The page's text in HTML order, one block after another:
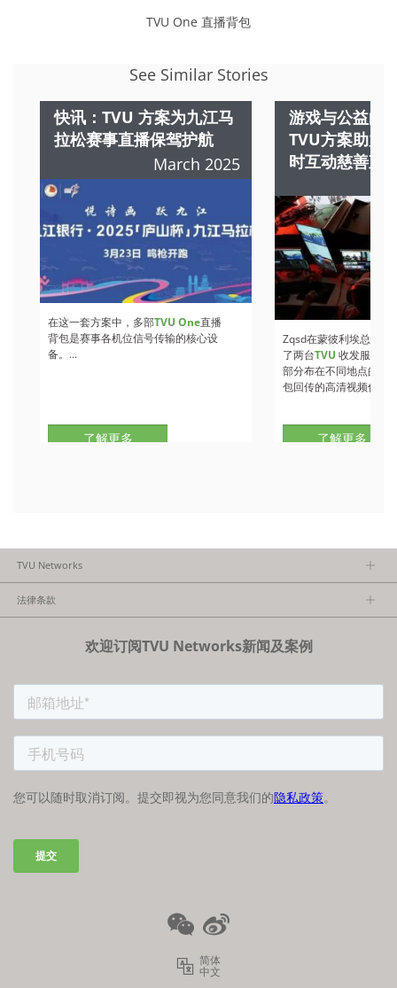
TVU One 直播背包
See Similar Stories
快讯：TVU 方案为九江马
拉松赛事直播保驾护航
March 2025
在这一套方案中，多部TVU One直播
背包是赛事各机位信号传输的核心设
备。...
了解更多
游戏与公益的
TVU方案助力
时互动慈善直
Zqsd在蒙彼利埃总部的
了两台TVU 收发服务器
部分布在不同地点的
包回传的高清视频信号
了解更多
TVU Networks
法律条款
欢迎订阅TVU Networks新闻及案例
简体
中文